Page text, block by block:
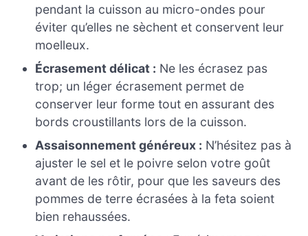
pendant la cuisson au micro-ondes pour
éviter qu’elles ne sèchent et conservent leur
moelleux.
Écrasement délicat : Ne les écrasez pas
trop; un léger écrasement permet de
conserver leur forme tout en assurant des
bords croustillants lors de la cuisson.
Assaisonnement généreux : N’hésitez pas à
ajuster le sel et le poivre selon votre goût
avant de les rôtir, pour que les saveurs des
pommes de terre écrasées à la feta soient
bien rehaussées.